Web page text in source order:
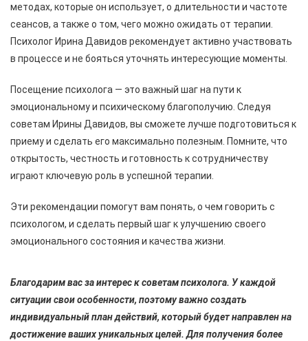
методах, которые он использует, о длительности и частоте
сеансов, а также о том, чего можно ожидать от терапии.
Психолог Ирина Давидов рекомендует активно участвовать
в процессе и не бояться уточнять интересующие моменты.
Посещение психолога — это важный шаг на пути к
эмоциональному и психическому благополучию. Следуя
советам Ирины Давидов, вы сможете лучше подготовиться к
приему и сделать его максимально полезным. Помните, что
открытость, честность и готовность к сотрудничеству
играют ключевую роль в успешной терапии.
Эти рекомендации помогут вам понять, о чем говорить с
психологом, и сделать первый шаг к улучшению своего
эмоционального состояния и качества жизни.
Благодарим вас за интерес к советам психолога. У каждой
ситуации свои особенности, поэтому важно создать
индивидуальный план действий, который будет направлен на
достижение ваших уникальных целей. Для получения более